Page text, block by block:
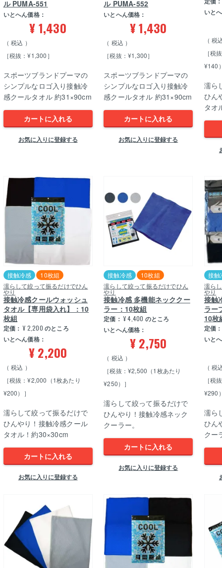
ル PUMA-551
いとへん価格：
¥1,430
税込
［税抜：¥1,300］
スポーツブランドプーマの
シンプルなロゴ入り接触冷
感クールタオル 約31×90cm
カートに入れる
お気に入りに登録する
ル PUMA-552
いとへん価格：
¥1,430
税込
［税抜：¥1,300］
スポーツブランドプーマの
シンプルなロゴ入り接触冷
感クールタオル 約31×90cm
カートに入れる
お気に入りに登録する
いと
税
［税
¥140
濡ら
ひん
タオ
接触冷感
10枚組
濡らして絞って振るだけでひん
やり
接触冷感クールウォッシュ
タオル【専用袋入れ】：10
枚組
定価： ¥ 2,200 のところ
いとへん価格：
¥2,200
税込
［税抜：¥2,000（1枚あたり
¥200）］
濡らして絞って振るだけで
ひんやり！接触冷感クール
タオル！約30×30cm
カートに入れる
お気に入りに登録する
接触冷感
10枚組
濡らして絞って振るだけでひん
やり
接触冷感 多機能ネッククー
ラー：10枚組
定価： ¥ 4,400 のところ
いとへん価格：
¥2,750
税込
［税抜：¥2,500（1枚あたり
¥250）］
濡らして絞って振るだけで
ひんやり！接触冷感ネック
クーラー。
カートに入れる
お気に入りに登録する
接触
濡ら
やり
接触
ラー
10枚
定価：
いと
税
［税
¥290
濡ら
ひん
クー